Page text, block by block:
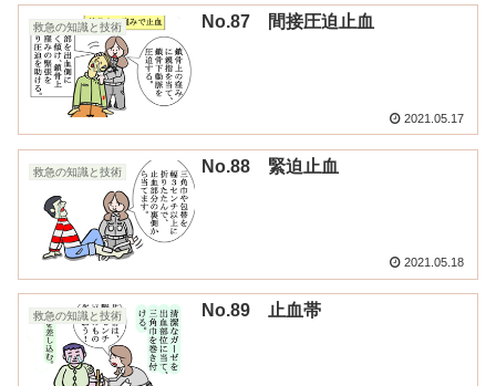
救急の知識と技術 No.87 間接圧迫止血
2021.05.17
救急の知識と技術 No.88 緊迫止血
2021.05.18
救急の知識と技術 No.89 止血帯